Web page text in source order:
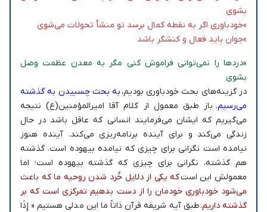
بشوی
»خودباوری اگر به نقطه کمال برسد تو منشأ تحولات می‌شوی
»جوان باید فعال و کنشگر باشد
»دردها را نمی‌توانی فراموش کنی مگر به معدن عظمت وصل
بشوی
در گزینه‌های بحث خودباوری بودیم، به بحث چسبیدن به گذشته
می‌رسیم. باز طبق معمول از کلام آقا امیرالمؤمنین(ع) نتیجه
می‌گیریم که ایشان می‌فرمایند انسانی که عاقل باشد در حال
زندگی می‌کند و برای آینده برنامه‌ریزی می‌کند. آینده هنوز
نیامده است نگرانی برای چیزی که نیامده بیهوده است. گذشته
هم گذشته، نگرانی برای چیزی که گذشته بیهوده است؛ اما
معمولش این استکه یکی از دلایل خُرد شدن روحیه ما که باعث
می‌شود خودباوری خودمان را از دست بدهیم تمرکزی است که بر
گذشته داریم.طبق آیه شریفه قرآن ذاتاً ما این مدلی هستیم « إِذَا